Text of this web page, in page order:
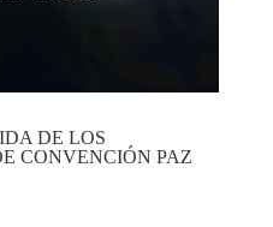
DE LOS
CONVENCIÓN PAZ